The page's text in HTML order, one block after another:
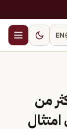
EN
من
امتثال